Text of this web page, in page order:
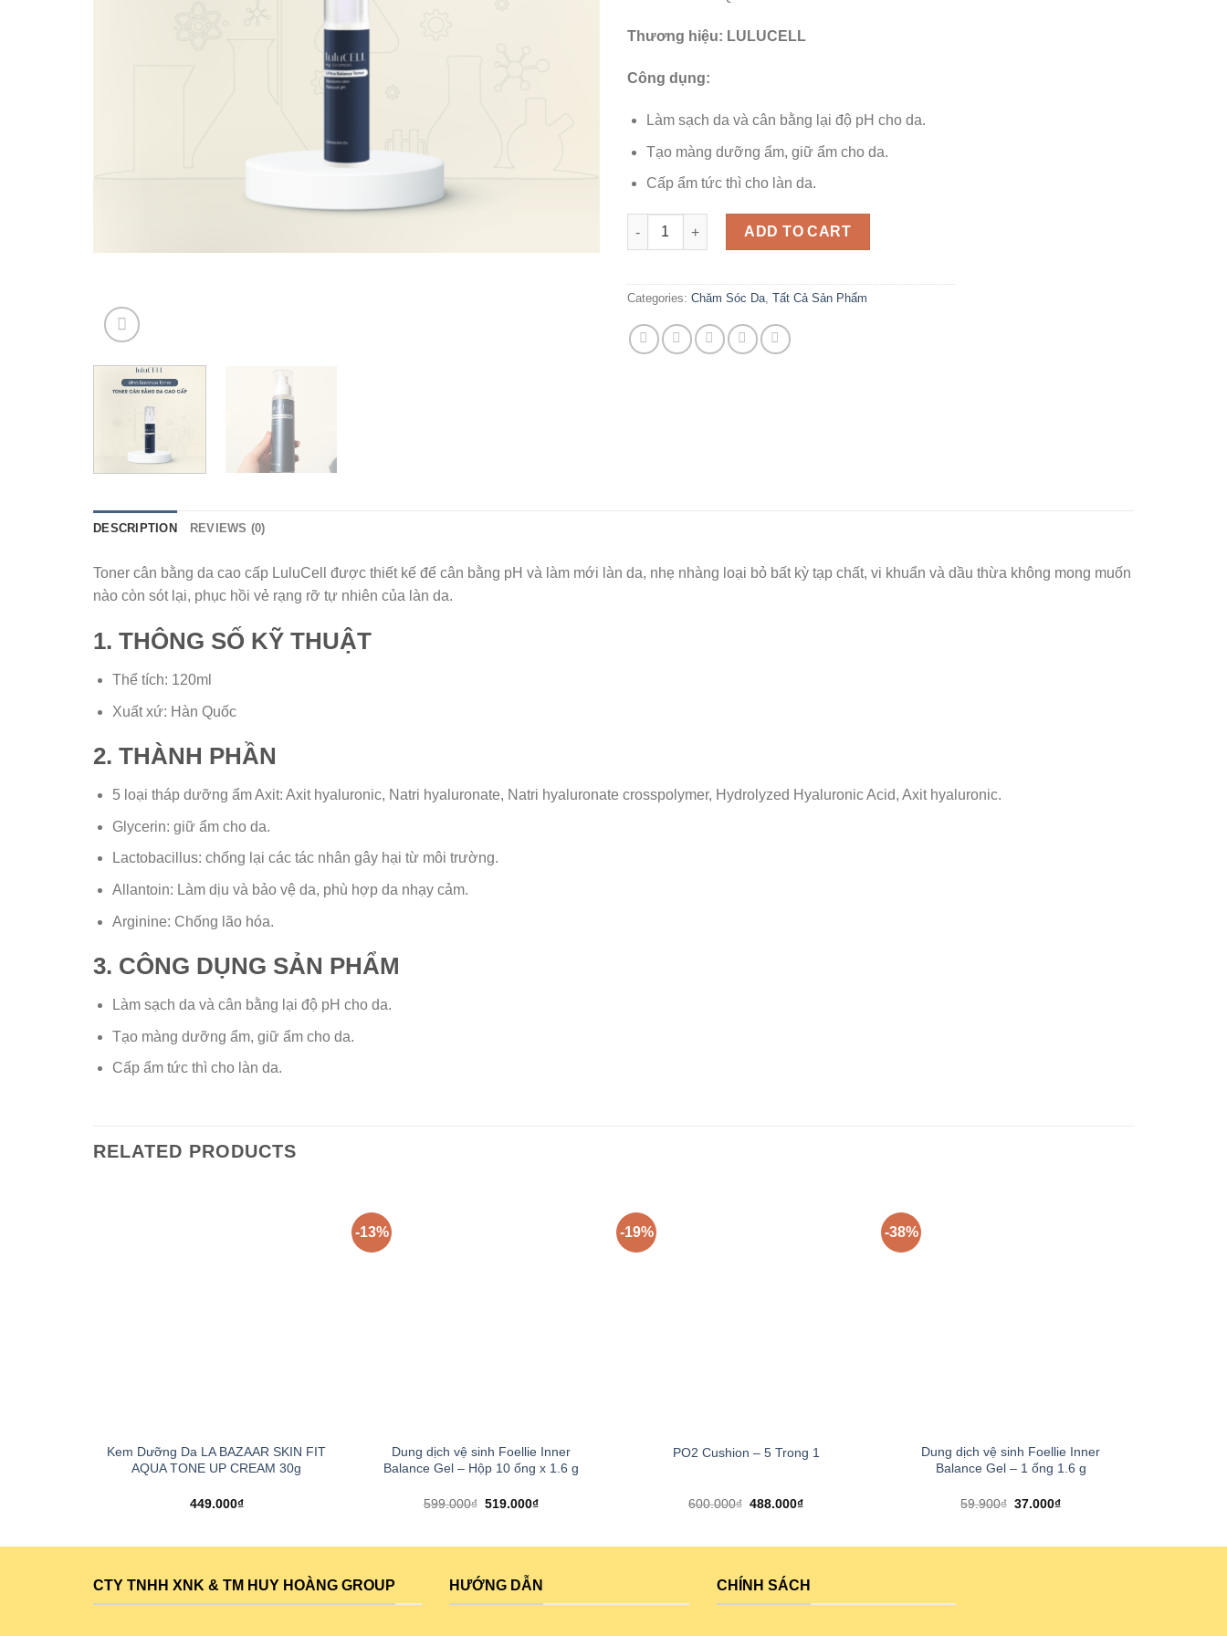
Thương hiệu: LULUCELL
Công dụng:
Làm sạch da và cân bằng lại độ pH cho da.
Tạo màng dưỡng ẩm, giữ ẩm cho da.
Cấp ẩm tức thì cho làn da.
Toner Cân Bằng Da LuluCell Ultra Balance Toner 120ml quantity
ADD TO CART
Categories: Chăm Sóc Da Tất Cả Sản Phẩm
DESCRIPTION REVIEWS (0)
Toner cân bằng da cao cấp LuluCell được thiết kế để cân bằng pH và làm mới làn da, nhẹ nhàng loại bỏ bất kỳ tạp chất, vi khuẩn và dầu thừa không mong muốn
nào còn sót lại, phục hồi vẻ rạng rỡ tự nhiên của làn da.
1. THÔNG SỐ KỸ THUẬT
Thể tích: 120ml
Xuất xứ: Hàn Quốc
2. THÀNH PHẦN
5 loại tháp dưỡng ẩm Axit: Axit hyaluronic, Natri hyaluronate, Natri hyaluronate crosspolymer, Hydrolyzed Hyaluronic Acid, Axit hyaluronic.
Glycerin: giữ ẩm cho da.
Lactobacillus: chống lại các tác nhân gây hại từ môi trường.
Allantoin: Làm dịu và bảo vệ da, phù hợp da nhạy cảm.
Arginine: Chống lão hóa.
3. CÔNG DỤNG SẢN PHẨM
Làm sạch da và cân bằng lại độ pH cho da.
Tạo màng dưỡng ẩm, giữ ẩm cho da.
Cấp ẩm tức thì cho làn da.
RELATED PRODUCTS
Kem Dưỡng Da LA BAZAAR SKIN FIT
AQUA TONE UP CREAM 30g
449.000₫
-13%
Dung dịch vệ sinh Foellie Inner
Balance Gel – Hộp 10 ống x 1.6 g
599.000₫ 519.000₫
-19%
PO2 Cushion – 5 Trong 1
600.000₫ 488.000₫
-38%
Dung dịch vệ sinh Foellie Inner
Balance Gel – 1 ống 1.6 g
59.900₫ 37.000₫
CTY TNHH XNK & TM HUY HOÀNG GROUP HƯỚNG DẪN CHÍNH SÁCH